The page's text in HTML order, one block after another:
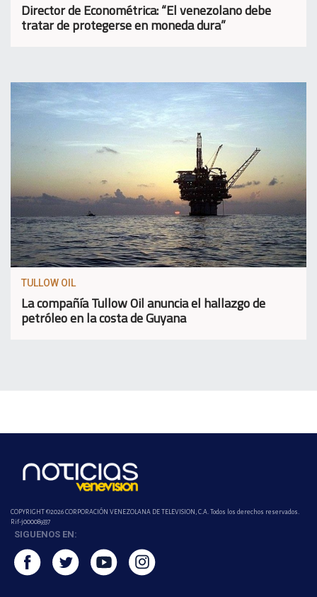
Director de Econométrica: “El venezolano debe
tratar de protegerse en moneda dura”
TULLOW OIL
La compañía Tullow Oil anuncia el hallazgo de
petróleo en la costa de Guyana
COPYRIGHT ©2026 CORPORACIÓN VENEZOLANA DE TELEVISION, C.A. Todos los derechos reservados.
Rif-j000089337
SIGUENOS EN: